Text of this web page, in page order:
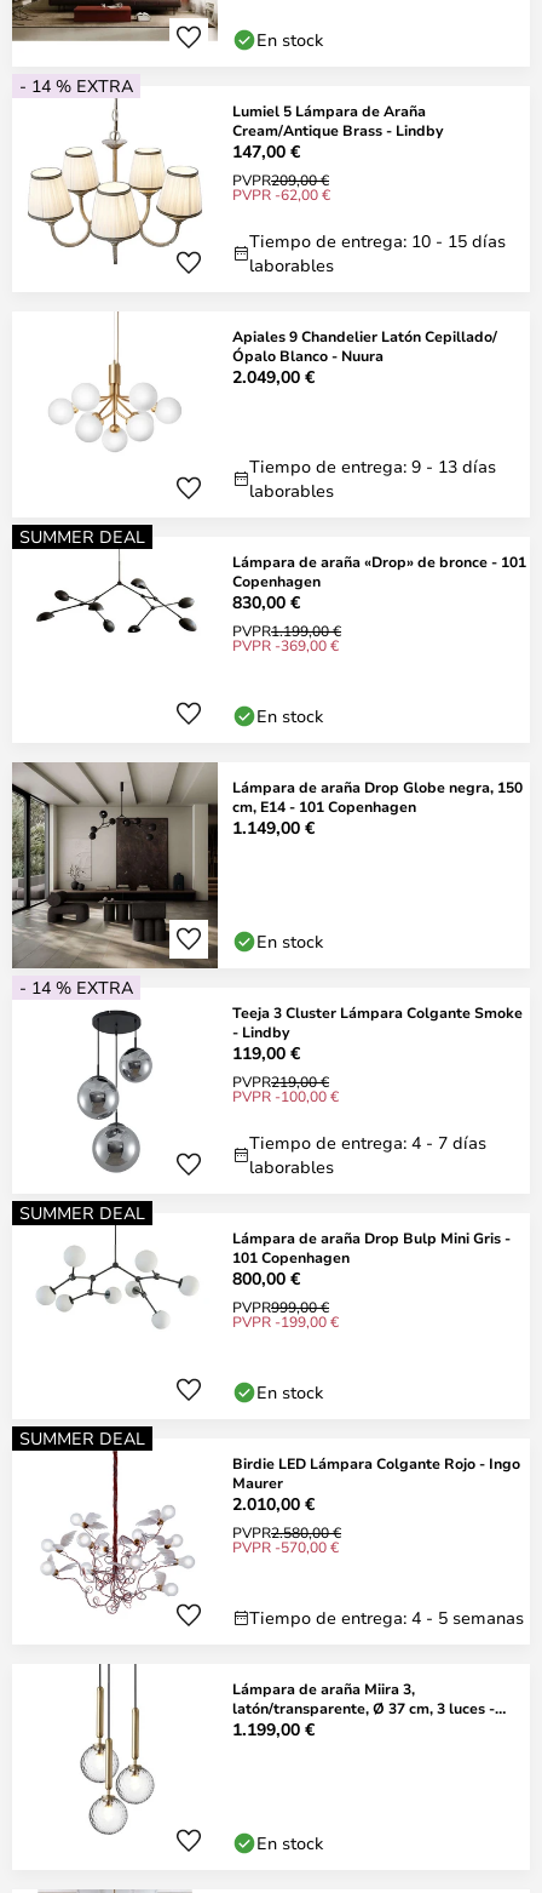
En stock
- 14 % EXTRA
Lumiel 5 Lámpara de Araña
Cream/Antique Brass - Lindby
147,00 €
PVPR209,00 €
PVPR -62,00 €
Tiempo de entrega: 10 - 15 días
laborables
Apiales 9 Chandelier Latón Cepillado/
Ópalo Blanco - Nuura
2.049,00 €
Tiempo de entrega: 9 - 13 días
laborables
SUMMER DEAL
Lámpara de araña «Drop» de bronce - 101
Copenhagen
830,00 €
PVPR1.199,00 €
PVPR -369,00 €
En stock
Lámpara de araña Drop Globe negra, 150
cm, E14 - 101 Copenhagen
1.149,00 €
En stock
- 14 % EXTRA
Teeja 3 Cluster Lámpara Colgante Smoke
- Lindby
119,00 €
PVPR219,00 €
PVPR -100,00 €
Tiempo de entrega: 4 - 7 días
laborables
SUMMER DEAL
Lámpara de araña Drop Bulp Mini Gris -
101 Copenhagen
800,00 €
PVPR999,00 €
PVPR -199,00 €
En stock
SUMMER DEAL
Birdie LED Lámpara Colgante Rojo - Ingo
Maurer
2.010,00 €
PVPR2.580,00 €
PVPR -570,00 €
Tiempo de entrega: 4 - 5 semanas
Lámpara de araña Miira 3,
latón/transparente, Ø 37 cm, 3 luces -
Nuura
1.199,00 €
En stock